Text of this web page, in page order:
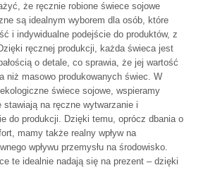
że ręcznie robione świece sojowe
są idealnym wyborem dla osób, które
i indywidualne podejście do produktów, z
ręcznej produkcji, każda świeca jest
o detale, co sprawia, że jej wartość
niż masowo produkowanych świec. W
świece sojowe, wspieramy
stawiają na ręczne wytwarzanie i
do produkcji. Dzięki temu, oprócz dbania o
mamy także realny wpływ na
wpływu przemysłu na środowisko.
te idealnie nadają się na prezent – dzięki